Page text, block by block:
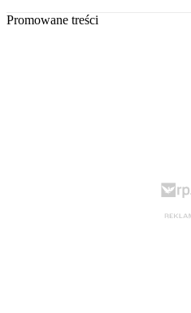
Promowane treści